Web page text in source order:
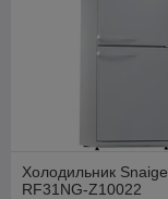
Холодильник Snaige
RF31NG-Z10022